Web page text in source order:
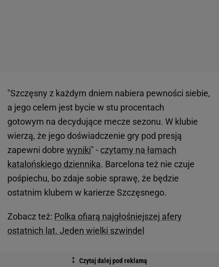
"Szczęsny z każdym dniem nabiera pewności siebie,
a jego celem jest bycie w stu procentach
gotowym na decydujące mecze sezonu. W klubie
wierzą, że jego doświadczenie gry pod presją
zapewni dobre wyniki" - czytamy na łamach
katalońskiego dziennika. Barcelona też nie czuje
pośpiechu, bo zdaje sobie sprawę, że będzie
ostatnim klubem w karierze Szczęsnego.
Zobacz też: Polka ofiarą najgłośniejszej afery
ostatnich lat. Jeden wielki szwindel